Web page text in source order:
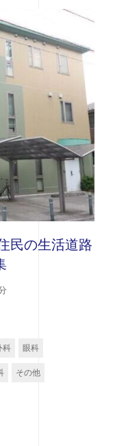
民の生活道路
科 眼科
その他